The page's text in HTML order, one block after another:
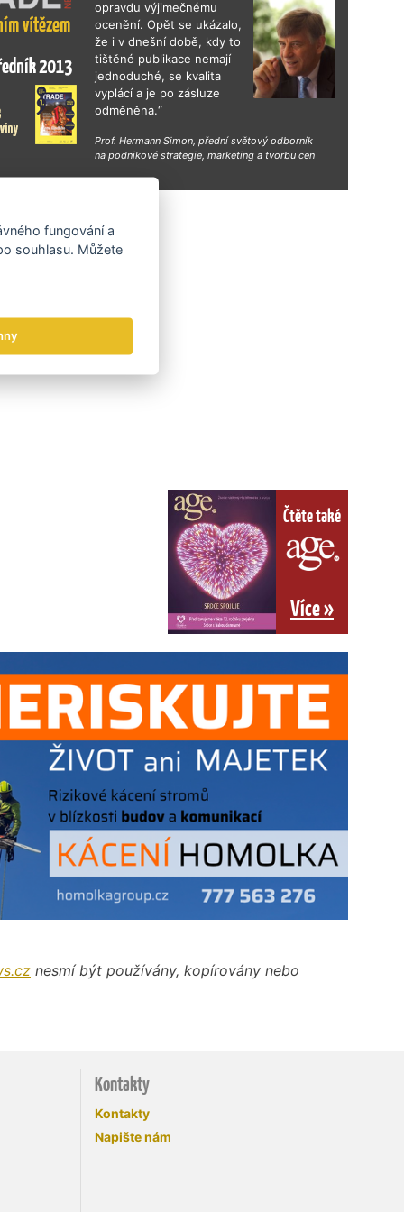
opravdu výjimečnému
ocenění. Opět se ukázalo,
že i v dnešní době, kdy to
tištěné publikace nemají
jednoduché, se kvalita
vyplácí a je po zásluze
odměněna.“
Prof. Hermann Simon, přední světový odborník
na podnikové strategie, marketing a tvorbu cen
Čtěte také
Více »
nesmí být používány, kopírovány nebo
Kontakty
Kontakty
Napište nám
fungování a
souhlasu. Můžete